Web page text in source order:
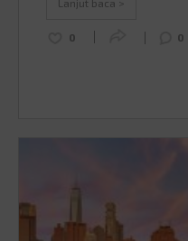
Continued
Lanjut baca >
0 0